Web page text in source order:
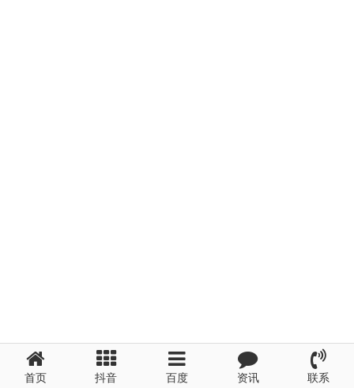
首页 抖音 百度 资讯 联系